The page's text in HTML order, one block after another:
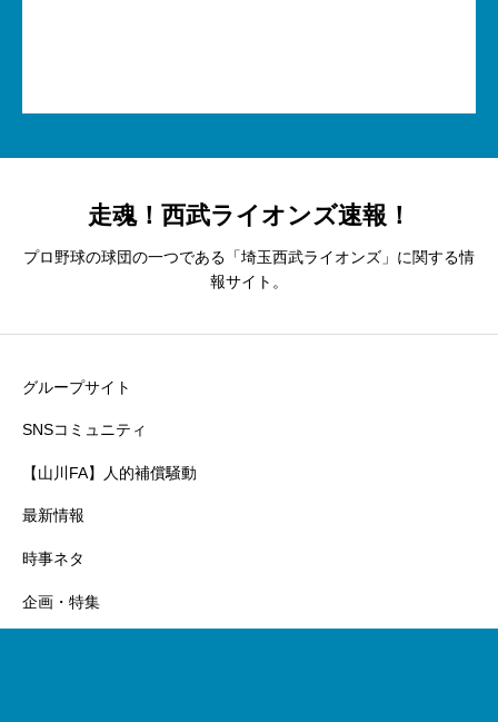
走魂！西武ライオンズ速報！
プロ野球の球団の一つである「埼玉西武ライオンズ」に関する情
報サイト。
グループサイト
SNSコミュニティ
【山川FA】人的補償騒動
最新情報
時事ネタ
企画・特集
トップに戻る